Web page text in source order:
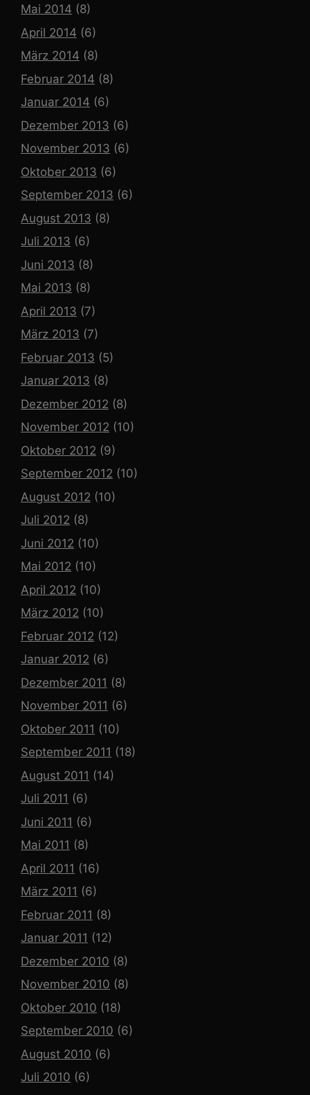
Mai 2014 (8)
April 2014 (6)
März 2014 (8)
Februar 2014 (8)
Januar 2014 (6)
Dezember 2013 (6)
November 2013 (6)
Oktober 2013 (6)
September 2013 (6)
August 2013 (8)
Juli 2013 (6)
Juni 2013 (8)
Mai 2013 (8)
April 2013 (7)
März 2013 (7)
Februar 2013 (5)
Januar 2013 (8)
Dezember 2012 (8)
November 2012 (10)
Oktober 2012 (9)
September 2012 (10)
August 2012 (10)
Juli 2012 (8)
Juni 2012 (10)
Mai 2012 (10)
April 2012 (10)
März 2012 (10)
Februar 2012 (12)
Januar 2012 (6)
Dezember 2011 (8)
November 2011 (6)
Oktober 2011 (10)
September 2011 (18)
August 2011 (14)
Juli 2011 (6)
Juni 2011 (6)
Mai 2011 (8)
April 2011 (16)
März 2011 (6)
Februar 2011 (8)
Januar 2011 (12)
Dezember 2010 (8)
November 2010 (8)
Oktober 2010 (18)
September 2010 (6)
August 2010 (6)
Juli 2010 (6)